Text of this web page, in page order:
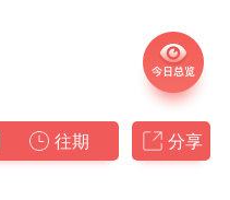
往期 分享